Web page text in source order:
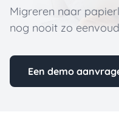
Migreren naar
nog nooit zo
Een demo